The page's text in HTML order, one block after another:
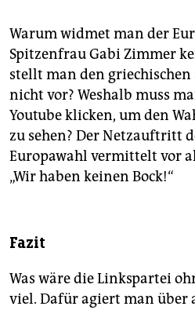
Warum widmet man der
Spitzenfrau Gabi Zimmer
stellt man den
nicht vor? Weshalb muss
Youtube klicken, um den
zu sehen? Der Netzauftritt
Europawahl vermittelt vor
„Wir haben keinen Bock!“
Fazit
Was wäre die Linkspartei
viel. Dafür agiert man über